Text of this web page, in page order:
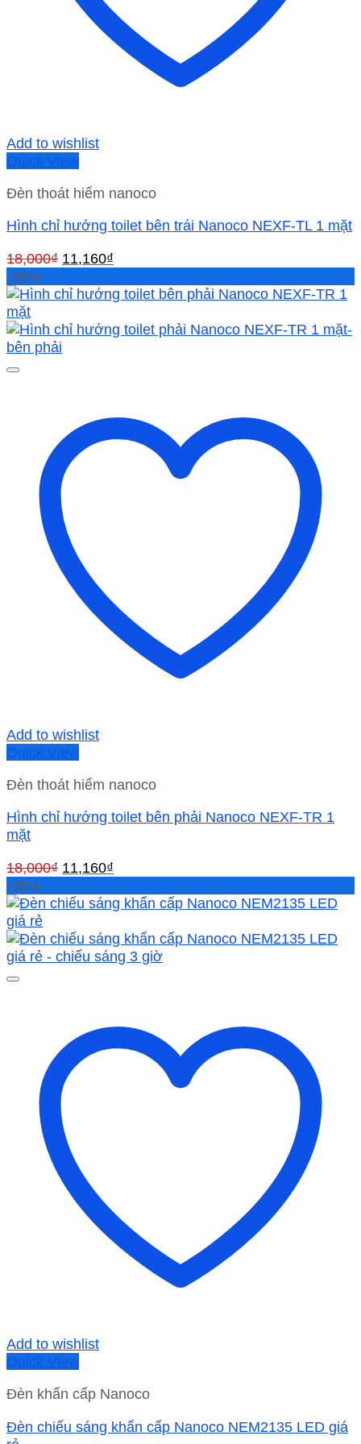
Add to wishlist
Quick View
Đèn thoát hiểm nanoco
Hình chỉ hướng toilet bên trái Nanoco NEXF-TL 1 mặt
18,000₫ Giá
là:
11,160₫
tại
11,160₫.
-38%
Add to wishlist
Quick View
Đèn thoát hiểm nanoco
Hình chỉ hướng toilet bên phải Nanoco NEXF-TR 1
mặt
18,000₫ Giá
là:
11,160₫
tại
11,160₫.
-38%
Add to wishlist
Quick View
Đèn khẩn cấp Nanoco
Đèn chiếu sáng khẩn cấp Nanoco NEM2135 LED giá